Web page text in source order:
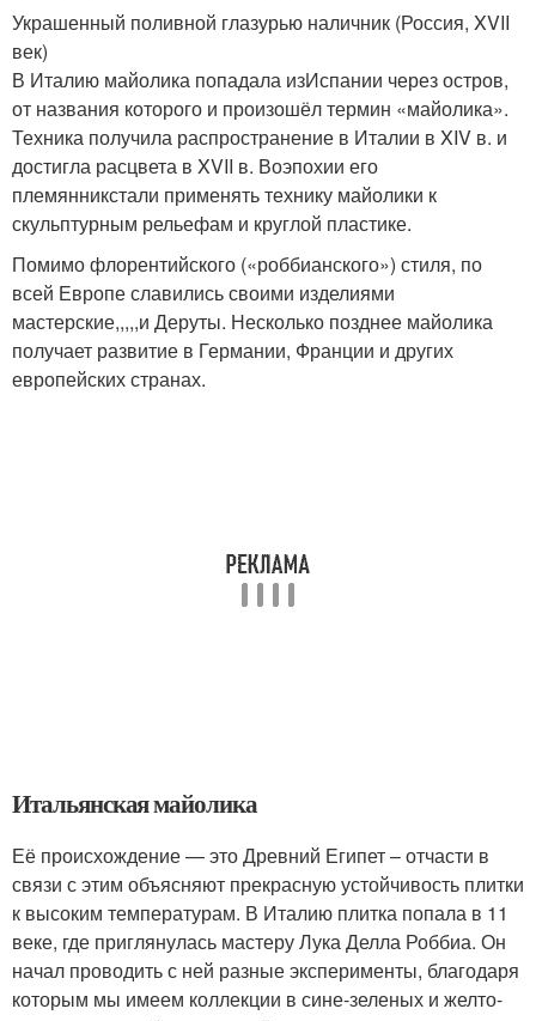
Украшенный поливной глазурью наличник (Россия, XVII
век)
В Италию майолика попадала изИспании через остров,
от названия которого и произошёл термин «майолика».
Техника получила распространение в Италии в XIV в. и
достигла расцвета в XVII в. Воэпохии его
племянникстали применять технику майолики к
скульптурным рельефам и круглой пластике.
Помимо флорентийского («роббианского») стиля, по
всей Европе славились своими изделиями
мастерские,,,,,и Деруты. Несколько позднее майолика
получает развитие в Германии, Франции и других
европейских странах.
Итальянская майолика
Её происхождение — это Древний Египет – отчасти в
связи с этим объясняют прекрасную устойчивость плитки
к высоким температурам. В Италию плитка попала в 11
веке, где приглянулась мастеру Лука Делла Роббиа. Он
начал проводить с ней разные эксперименты, благодаря
которым мы имеем коллекции в сине-зеленых и желто-